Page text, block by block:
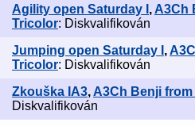
Agility open Saturday I , A3Ch
Tricolor: Diskvalifikován
Jumping open Saturday I ,
Tricolor: Diskvalifikován
Zkouška IA3, A3Ch Benji
Diskvalifikován